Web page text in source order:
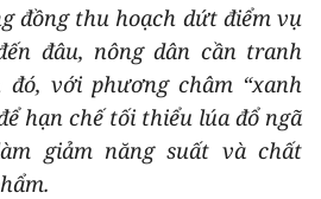
đồng thu hoạch dứt điểm vụ
đâu, nông dân cần tranh
với phương châm “xanh
hạn chế tối thiểu lúa đổ ngã
giảm năng suất và chất